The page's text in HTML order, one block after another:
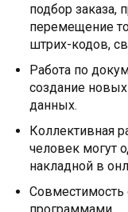
подбор заказа,
перемещение
штрих-кодов,
Работа по
создание
данных.
Коллективная
человек могут
накладной в